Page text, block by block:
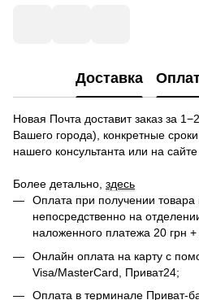
Доставка
Новая Почта доставит заказ за
Вашего города), конкретные
нашего консультанта или на
Более детально, здесь
Оплата при получении
непосредственно на
наложенного платежа 20 грн +
Онлайн оплата на карту с
Visa/MasterCard, Приват24;
Оплата в терминале Приват-